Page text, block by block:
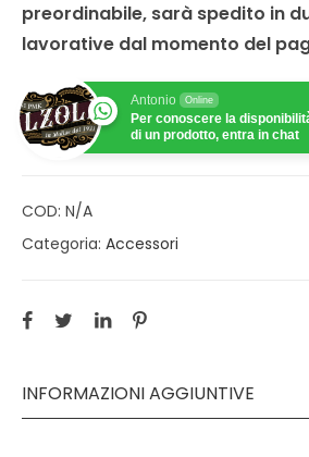
preordinabile, sarà spedito in
lavorative dal momento del
Antonio Online
Per conoscere la
di un prodotto, entra in chat
COD: N/A
Categoria: Accessori
INFORMAZIONI AGGIUNTIVE